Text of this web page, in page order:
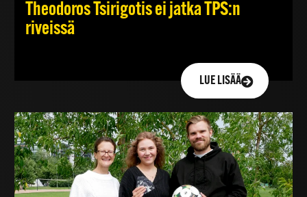
Theodoros Tsirigotis ei jatka TPS:n
riveissä
LUE LISÄÄ